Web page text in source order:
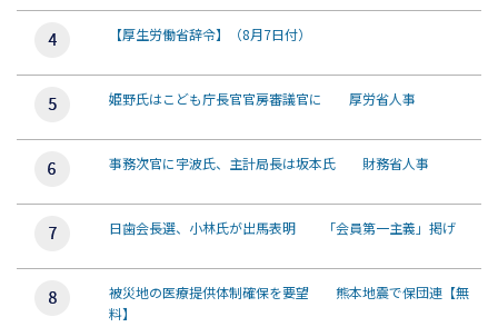
【厚生労働省辞令】（8月7日付）
姫野氏はこども庁長官官房審議官に 厚労省人事
事務次官に宇波氏、主計局長は坂本氏 財務省人事
日歯会長選、小林氏が出馬表明 「会員第一主義」掲げ
被災地の医療提供体制確保を要望 熊本地震で保団連【無
料】